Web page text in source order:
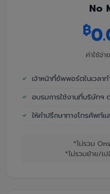
No
฿
ค่าใช้จ่า
เจ้าหน้าที่ซัพพอร์ตในเวล
อบรมการใช้งานที่บริษัทฯ
ให้คำปรึกษาทางโทรศัพท์แ
*ไม่รวม
*ไม่รวมย้าย/เ